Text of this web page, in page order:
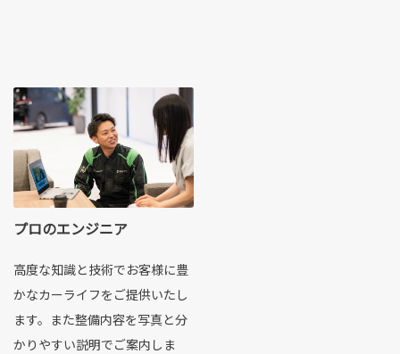
プロのエンジニア
高度な知識と技術でお客様に豊
かなカーライフをご提供いたし
ます。また整備内容を写真と分
かりやすい説明でご案内しま